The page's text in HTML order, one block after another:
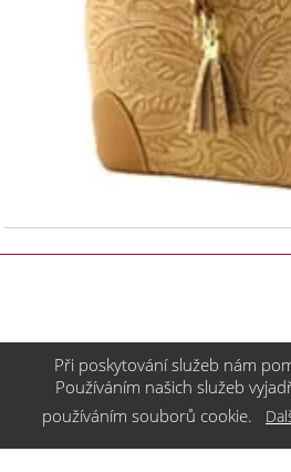
Při poskytování služeb nám
Používáním našich služeb
používáním souborů cookie.